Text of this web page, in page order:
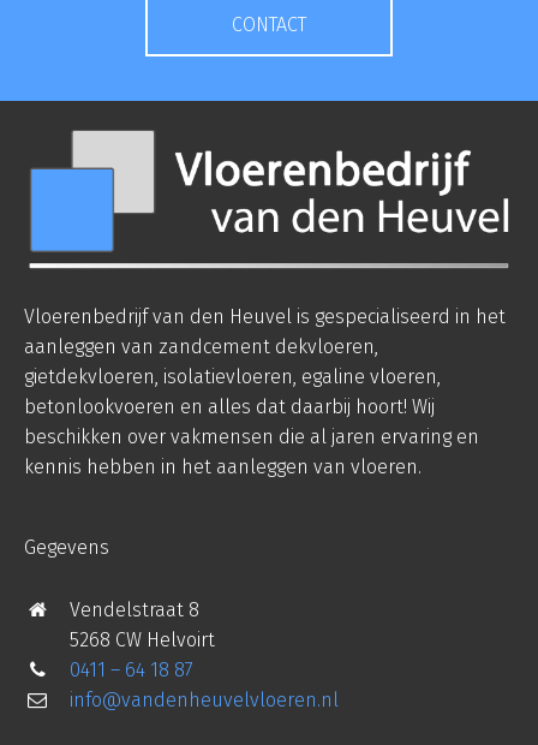
CONTACT
Vloerenbedrijf van den Heuvel is gespecialiseerd in het
aanleggen van zandcement dekvloeren,
gietdekvloeren, isolatievloeren, egaline vloeren,
betonlookvoeren en alles dat daarbij hoort! Wij
beschikken over vakmensen die al jaren ervaring en
kennis hebben in het aanleggen van vloeren.
Gegevens
Vendelstraat 8
5268 CW Helvoirt
0411 – 64 18 87
info@vandenheuvelvloeren.nl